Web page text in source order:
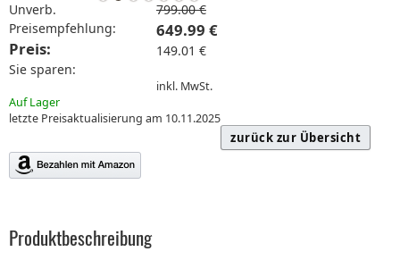
Unverb.
Preisempfehlung:
799.00 €
Preis:
649.99 €
Sie sparen:
149.01 €
inkl. MwSt.
Auf Lager
letzte Preisaktualisierung am 10.11.2025
zurück zur Übersicht
Produktbeschreibung